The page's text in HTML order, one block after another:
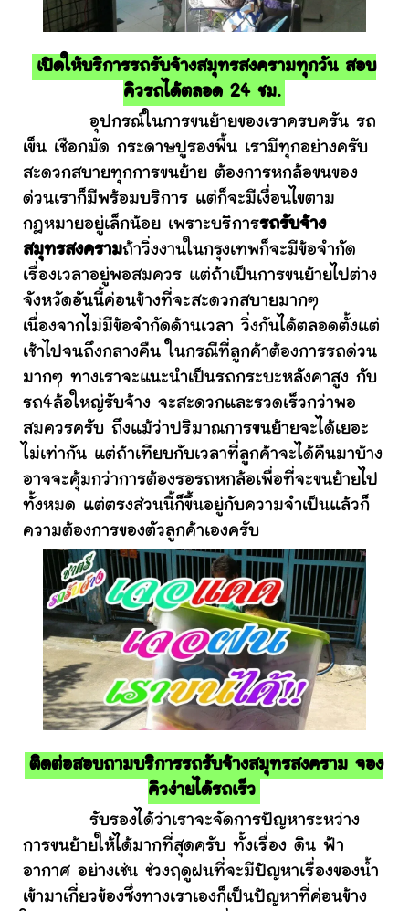
เปิดให้บริการรถรับจ้างสมุทรสงครามทุกวัน สอบ
คิวรถได้ตลอด 24 ชม.
อุปกรณ์ในการขนย้ายของเราครบครัน รถ
เข็น เชือกมัด กระดาษปูรองพื้น เรามีทุกอย่างครับ
สะดวกสบายทุกการขนย้าย ต้องการหกล้อขนของ
ด่วนเราก็มีพร้อมบริการ แต่ก็จะมีเงื่อนไขตาม
กฎหมายอยู่เล็กน้อย เพราะบริการรถรับจ้าง
สมุทรสงครามถ้าวิ่งงานในกรุงเทพก็จะมีข้อจำกัด
เรื่องเวลาอยู่พอสมควร แต่ถ้าเป็นการขนย้ายไปต่าง
จังหวัดอันนี้ค่อนข้างที่จะสะดวกสบายมากๆ
เนื่องจากไม่มีข้อจำกัดด้านเวลา วิ่งกันได้ตลอดตั้งแต่
เช้าไปจนถึงกลางคืน ในกรณีที่ลูกค้าต้องการรถด่วน
มากๆ ทางเราจะแนะนำเป็นรถกระบะหลังคาสูง กับ
รถ4ล้อใหญ่รับจ้าง จะสะดวกและรวดเร็วกว่าพอ
สมควรครับ ถึงแม้ว่าปริมาณการขนย้ายจะได้เยอะ
ไม่เท่ากัน แต่ถ้าเทียบกับเวลาที่ลูกค้าจะได้คืนมาบ้าง
อาจจะคุ้มกว่าการต้องรอรถหกล้อเพื่อที่จะขนย้ายไป
ทั้งหมด แต่ตรงส่วนนี้ก็ขึ้นอยู่กับความจำเป็นแล้วก็
ความต้องการของตัวลูกค้าเองครับ
ติดต่อสอบถามบริการรถรับจ้างสมุทรสงคราม จอง
คิวง่ายได้รถเร็ว
รับรองได้ว่าเราจะจัดการปัญหาระหว่าง
การขนย้ายให้ได้มากที่สุดครับ ทั้งเรื่อง ดิน ฟ้า
อากาศ อย่างเช่น ช่วงฤดูฝนที่จะมีปัญหาเรื่องของน้ำ
เข้ามาเกี่ยวข้องซึ่งทางเราเองก็เป็นปัญหาที่ค่อนข้าง